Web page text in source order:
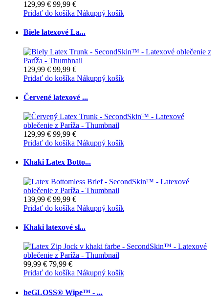
129,99 € 99,99 €
Pridať do košíka Nákupný košík
Biele latexové La...
129,99 € 99,99 €
Pridať do košíka Nákupný košík
Červené latexové ...
129,99 € 99,99 €
Pridať do košíka Nákupný košík
Khaki Latex Botto...
139,99 € 99,99 €
Pridať do košíka Nákupný košík
Khaki latexové sl...
99,99 € 79,99 €
Pridať do košíka Nákupný košík
beGLOSS® Wipe™ - ...